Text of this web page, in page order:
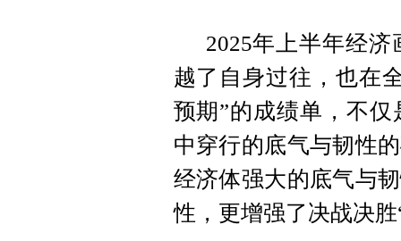
2025年上半年经
越了自身过往，也在
预期”的成绩单，不
中穿行的底气与韧性
经济体强大的底气与
性，更增强了决战决